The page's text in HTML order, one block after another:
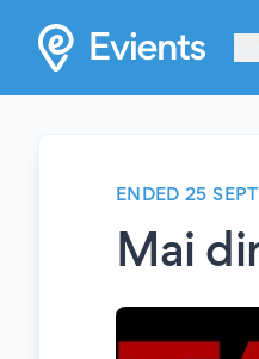
ENDED 25
Mai